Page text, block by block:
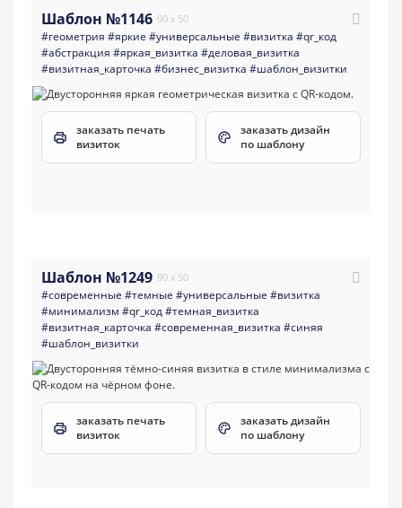
Шаблон №1146 90 x 50
#геометрия #яркие #универсальные #визитка #qr_код
#абстракция #яркая_визитка #деловая_визитка
#визитная_карточка #бизнес_визитка #шаблон_визитки
заказать печать
визиток
заказать дизайн
по шаблону
Шаблон №1249 90 x 50
#современные #темные #универсальные #визитка
#минимализм #qr_код#темная_визитка
#визитная_карточка #современная_визитка #синяя
#шаблон_визитки
заказать печать
визиток
заказать дизайн
по шаблону